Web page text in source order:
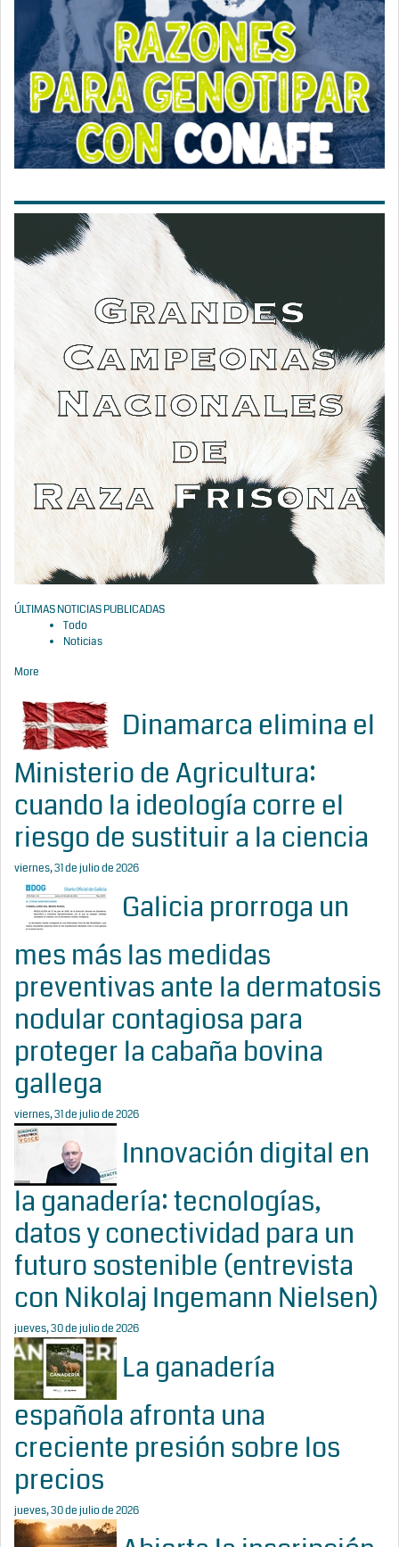
ÚLTIMAS NOTICIAS PUBLICADAS
Todo
Noticias
More
Dinamarca elimina el
Ministerio de Agricultura:
cuando la ideología corre el
riesgo de sustituir a la ciencia
viernes, 31 de julio de 2026
Galicia prorroga un
mes más las medidas
preventivas ante la dermatosis
nodular contagiosa para
proteger la cabaña bovina
gallega
viernes, 31 de julio de 2026
Innovación digital en
la ganadería: tecnologías,
datos y conectividad para un
futuro sostenible (entrevista
con Nikolaj Ingemann Nielsen)
jueves, 30 de julio de 2026
La ganadería
española afronta una
creciente presión sobre los
precios
jueves, 30 de julio de 2026